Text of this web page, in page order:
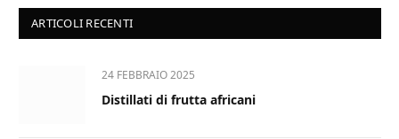
ARTICOLI RECENTI
24 FEBBRAIO 2025
Distillati di frutta africani